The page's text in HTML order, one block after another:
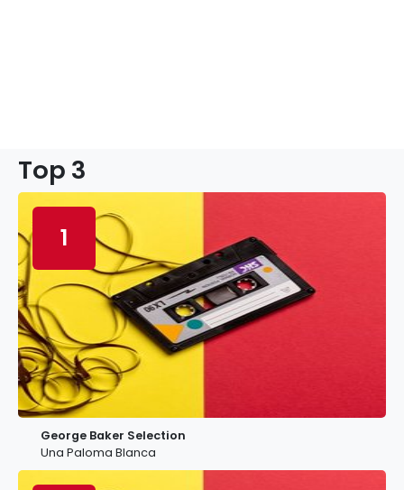
Top 3
1
George Baker Selection
Una Paloma Blanca